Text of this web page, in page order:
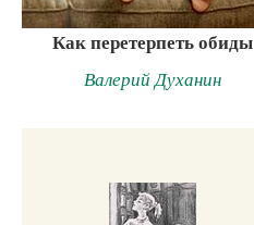
Как перетерпеть обиды
Валерий Духанин